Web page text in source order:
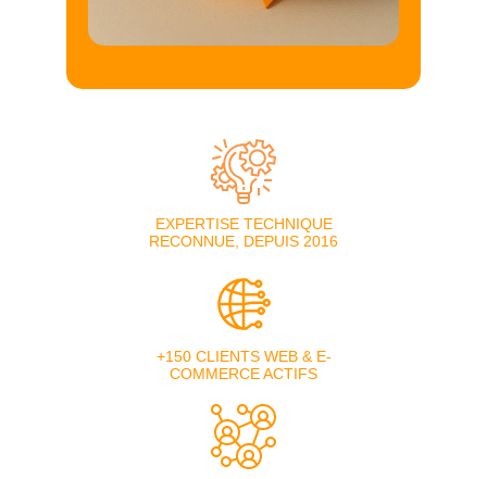
EXPERTISE TECHNIQUE
RECONNUE, DEPUIS 2016
+150 CLIENTS WEB & E-
COMMERCE ACTIFS